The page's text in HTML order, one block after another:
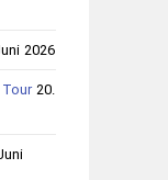
2026
20.